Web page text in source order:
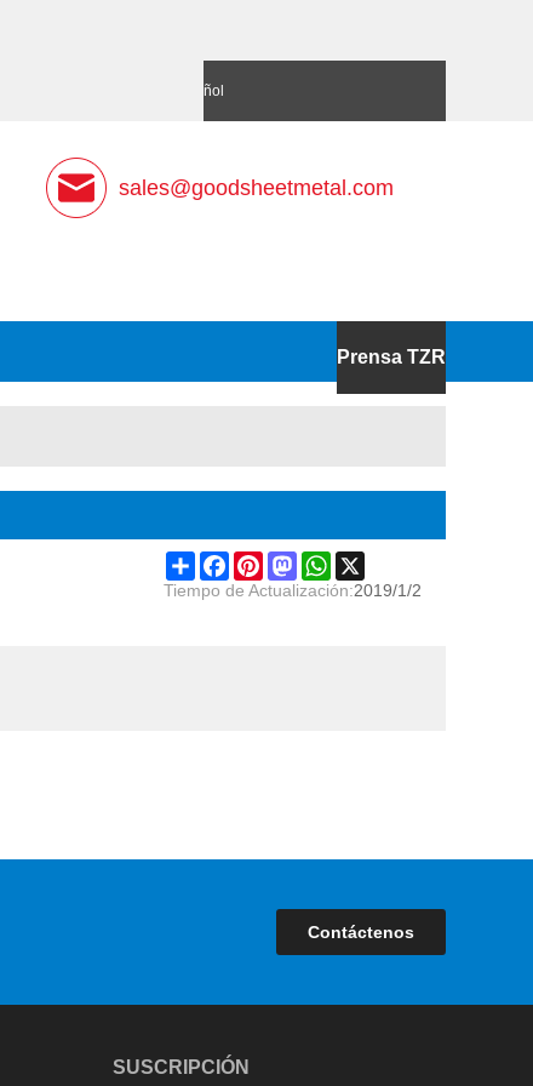
Español
sales@goodsheetmetal.com
Prensa TZR
ShareFacebookPinterestMastodonWhatsApp
Tiempo de Actualización:2019/1/2
Contáctenos
SUSCRIPCIÓN